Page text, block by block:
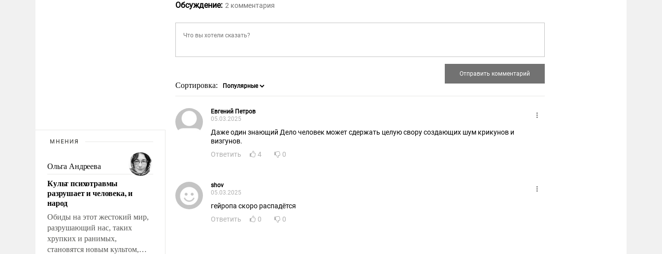
МНЕНИЯ
Ольга Андреева
Культ психотравмы
разрушает и человека, и
народ
Обиды на этот жестокий мир,
разрушающий нас, таких
хрупких и ранимых,
становятся новым культом,
Обсуждение: 2 комментария
Сортировка:
Евгений Петров
05.03.2025
Даже один знающий Дело человек может сдержать целую свору создающих шум крикунов и
визгунов.
Ответить
4 0
shov
05.03.2025
гейропа скоро распадётся
Ответить
0 0